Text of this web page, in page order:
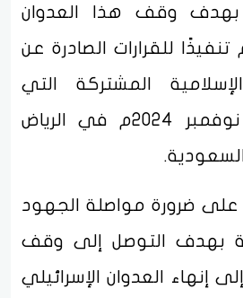
بهدف وقف هذا العدوان
تنفيذًا للقرارات الصادرة عن
المشتركة التي
انعقدت في 11 نوفمبر 2024م في الرياض
ضرورة مواصلة الجهود
بهدف التوصل إلى وقف
إنهاء العدوان الإسرائيلي